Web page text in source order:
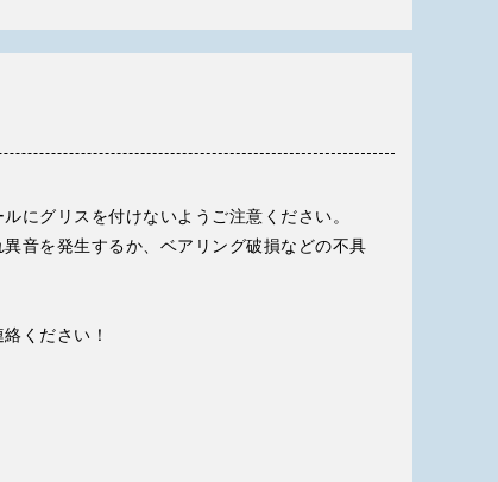
にグリスを付けないようご注意ください。
音を発生するか、ベアリング破損などの不具
ください！